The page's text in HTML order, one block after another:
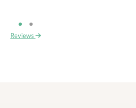
Reviews